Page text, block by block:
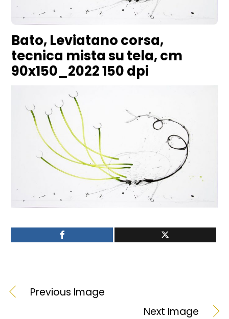
Bato, Leviatano corsa,
tecnica mista su tela, cm
90x150_2022 150 dpi
Previous Image
Next Image